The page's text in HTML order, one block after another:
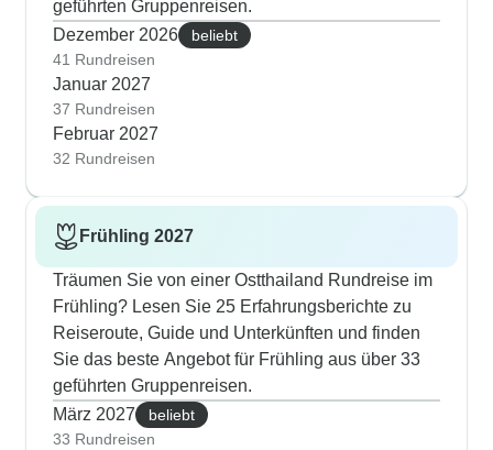
geführten Gruppenreisen.
Dezember 2026
beliebt
41 Rundreisen
Januar 2027
37 Rundreisen
Februar 2027
32 Rundreisen
Frühling 2027
Träumen Sie von einer Ostthailand Rundreise im
Frühling? Lesen Sie 25 Erfahrungsberichte zu
Reiseroute, Guide und Unterkünften und finden
Sie das beste Angebot für Frühling aus über 33
geführten Gruppenreisen.
März 2027
beliebt
33 Rundreisen